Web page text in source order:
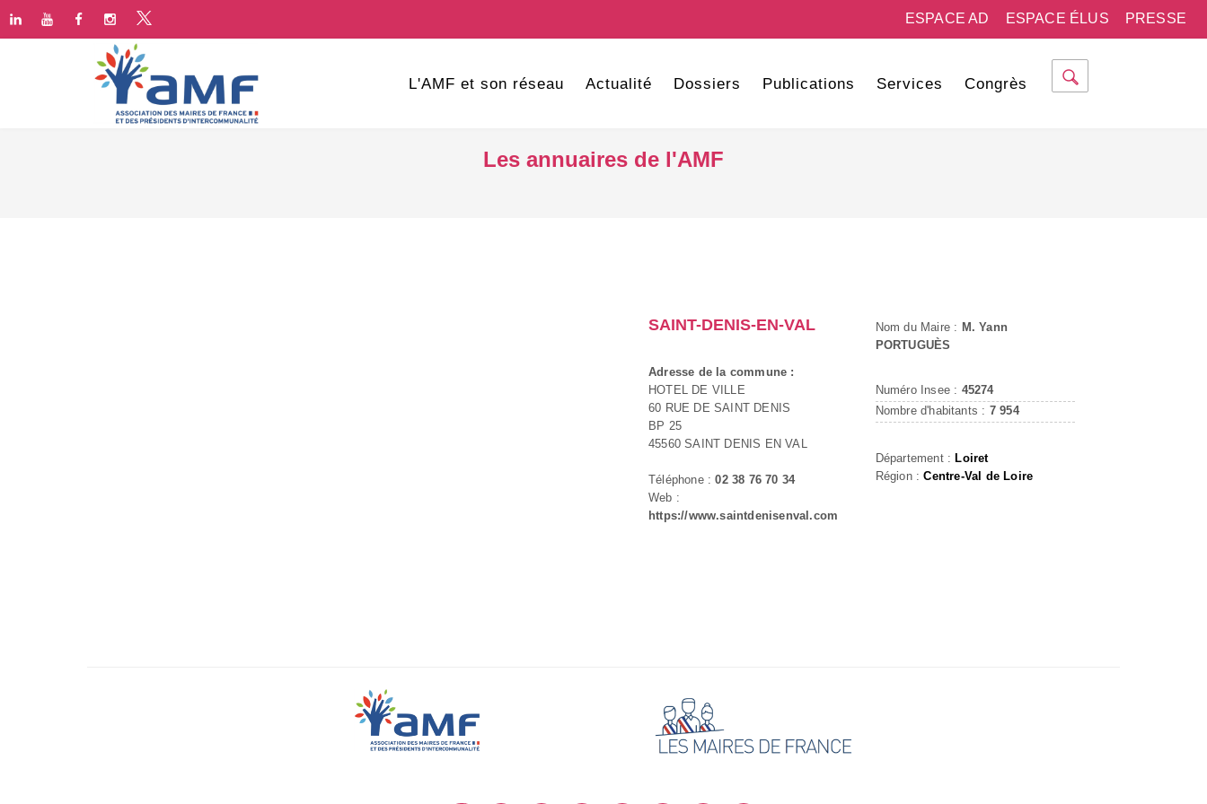
PRESSE
ESPACE ÉLUS
ESPACE AD
L'AMF et son réseau Actualité Dossiers Publications Services Congrès
Les annuaires de l'AMF
SAINT-DENIS-EN-VAL
Adresse de la commune :
HOTEL DE VILLE
60 RUE DE SAINT DENIS
BP 25
45560 SAINT DENIS EN VAL
Téléphone :02 38 76 70 34
Web :
https://www.saintdenisenval.com
Nom du Maire : M. Yann
PORTUGUÈS
Numéro Insee : 45274
Nombre d'habitants : 7 954
Département : Loiret
Région :Centre-Val de Loire